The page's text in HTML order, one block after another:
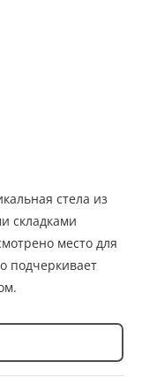
стела из
складками
место для
подчеркивает